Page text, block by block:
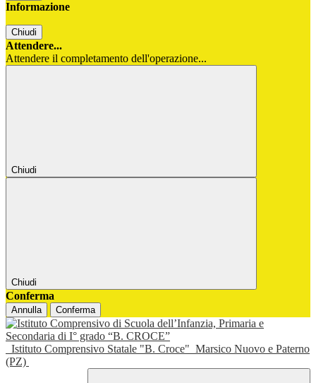
Informazione
Chiudi
Attendere...
Attendere il completamento dell'operazione...
Chiudi
Chiudi
Conferma
Annulla Conferma
Istituto Comprensivo Statale "B. Croce" Marsico Nuovo e Paterno
(PZ)